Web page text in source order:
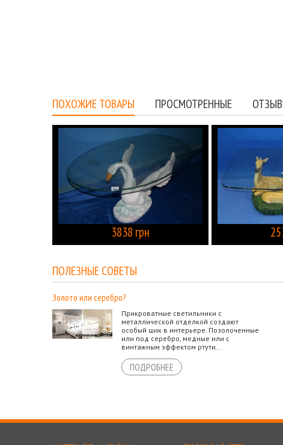
ПОХОЖИЕ ТОВАРЫ ПРОСМОТРЕННЫЕ
3838 грн
ПОЛЕЗНЫЕ СОВЕТЫ
Золото или серебро?
Прикроватные светильники с
металлической отделкой создают
особый шик в интерьере. Позолоченные
или под серебро, медные или с
винтажным эффектом ртути...
ПОДРОБНЕЕ